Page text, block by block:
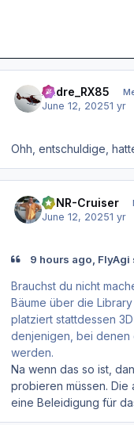
Andre_RX85
June 12, 20251 yr
Ohh, entschuldige,
EDNR-Cruiser
June 12, 20251 yr
9 hours ago, FlyAgi
Brauchst du nicht
Bäume über die
platziert stattdessen
denjenigen, bei denen
werden.
Na wenn das so ist,
probieren müssen. Die
eine Beleidigung für